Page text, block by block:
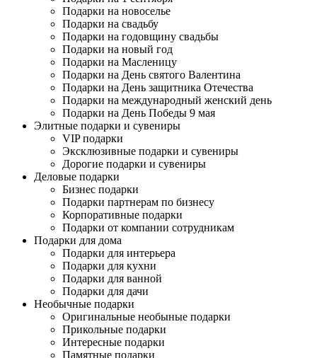
Подарки на новоселье
Подарки на свадьбу
Подарки на годовщину свадьбы
Подарки на новый год
Подарки на Масленицу
Подарки на День святого Валентина
Подарки на День защитника Отечества
Подарки на международный женский день
Подарки на День Победы 9 мая
Элитные подарки и сувениры
VIP подарки
Эксклюзивные подарки и сувениры
Дорогие подарки и сувениры
Деловые подарки
Бизнес подарки
Подарки партнерам по бизнесу
Корпоративные подарки
Подарки от компании сотрудникам
Подарки для дома
Подарки для интерьера
Подарки для кухни
Подарки для ванной
Подарки для дачи
Необычные подарки
Оригинальные необыные подарки
Прикольные подарки
Интересные подарки
Памятные подарки